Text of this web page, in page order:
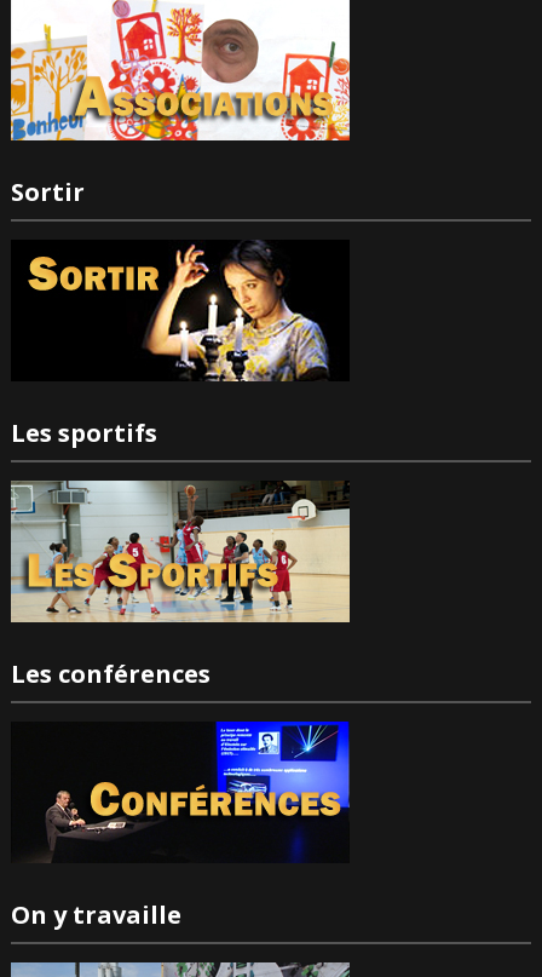
Sortir
Les sportifs
Les conférences
On y travaille